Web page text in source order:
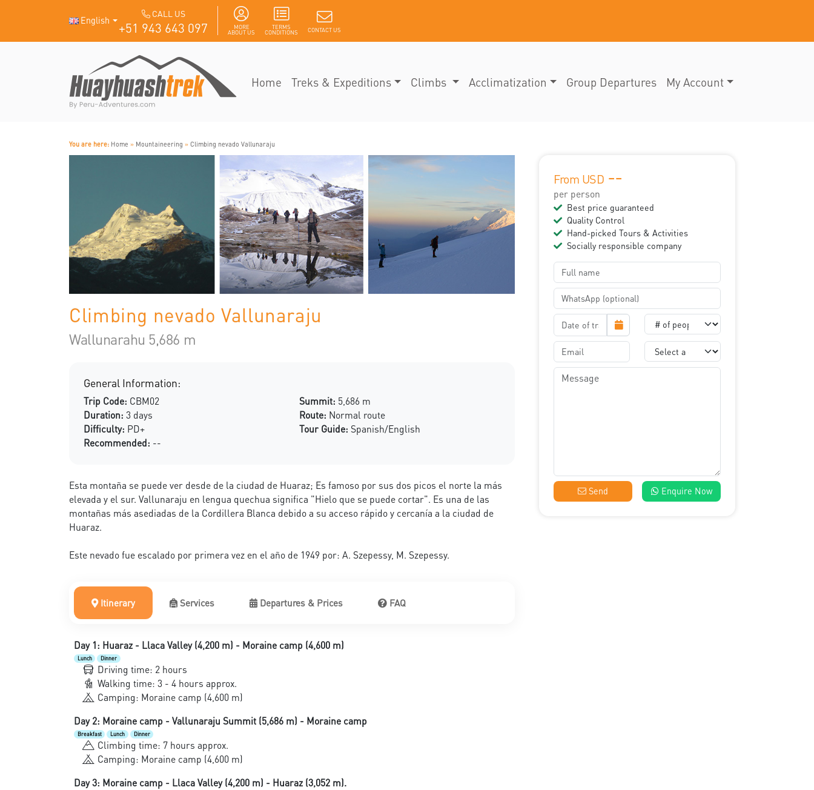
English
CALL US
+51 943 643 097 MORE
ABOUT US
TERMS
CONDITIONS CONTACT US
Home Treks & Expeditions Climbs Acclimatization Group Departures My Account
You are here: Home » Mountaineering » Climbing nevado Vallunaraju
Climbing nevado Vallunaraju
Wallunarahu 5,686 m
General Information:
Trip Code: CBM02
Duration: 3 days
Difficulty: PD+
Recommended: --
Summit: 5,686 m
Route: Normal route
Tour Guide: Spanish/English
Esta montaña se puede ver desde de la ciudad de Huaraz; Es famoso por sus dos picos el norte la más
elevada y el sur. Vallunaraju en lengua quechua significa "Hielo que se puede cortar". Es una de las
montañas más asediadas de la Cordillera Blanca debido a su acceso rápido y cercanía a la ciudad de
Huaraz.
Este nevado fue escalado por primera vez en el año de 1949 por: A. Szepessy, M. Szepessy.
Itinerary Services Departures & Prices FAQ
Day 1: Huaraz - Llaca Valley (4,200 m) - Moraine camp (4,600 m)
Lunch Dinner
Driving time: 2 hours
Walking time: 3 - 4 hours approx.
Camping: Moraine camp (4,600 m)
Day 2: Moraine camp - Vallunaraju Summit (5,686 m) - Moraine camp
Breakfast Lunch Dinner
Climbing time: 7 hours approx.
Camping: Moraine camp (4,600 m)
Day 3: Moraine camp - Llaca Valley (4,200 m) - Huaraz (3,052 m).
From USD --
per person
Best price guaranteed
Quality Control
Hand-picked Tours & Activities
Socially responsible company
Send Enquire Now